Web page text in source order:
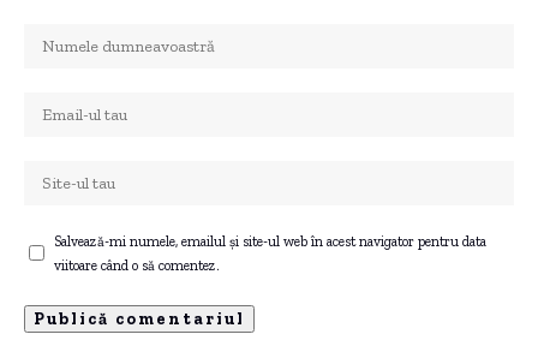
Salvează-mi numele, emailul și site-ul web în acest navigator pentru data
viitoare când o să comentez.